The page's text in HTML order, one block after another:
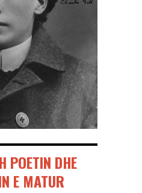
POETIN DHE
E MATUR